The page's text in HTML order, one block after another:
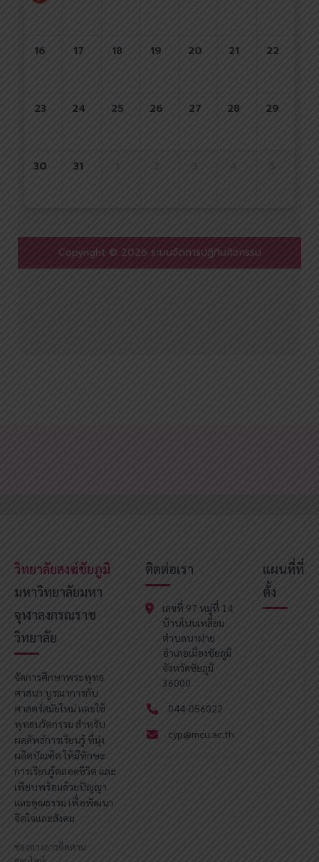
วิทยาลัยสงฆ์ชัยภูมิ
มหาวิทยาลัยมหา
จุฬาลงกรณราช
วิทยาลัย
จัดการศึกษาพระพุทธ
ศาสนา บูรณาการกับ
ศาสตร์สมัยใหม่ และใช้
พุทธนวัตกรรม สำหรับ
ผลลัพธ์การเรียนรู้ ที่มุ่ง
ผลิตบัณฑิต ให้มีทักษะ
การเรียนรู้ตลอดชีวิต และ
เพียบพร้อมด้วยปัญญา
และคุณธรรม เพื่อพัฒนา
จิตใจและสังคม
ช่องทางการติดตาม
ติดต่อเรา
เลขที่ 97 หมู่ที่ 14
บ้านโนนเหลี่ยม
ตำบลนาฝาย
อำเภอเมืองชัยภูมิ
จังหวัดชัยภูมิ
36000
044-056022
cyp@mcu.ac.th
แผนที่ที่
ตั้ง